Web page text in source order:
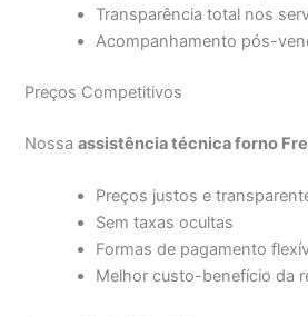
Transparência total nos
Acompanhamento pós-
Preços Competitivos
Nossaassistência técnica forno
Preços justos e
Sem taxas ocultas
Formas de pagamento
Melhor custo-benefício da